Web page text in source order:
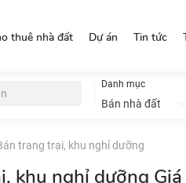
thuê nhà đất Dự án Tin tức
Danh mục
Bán nhà đất
trang trại, khu nghỉ dưỡng
khu nghỉ dưỡng